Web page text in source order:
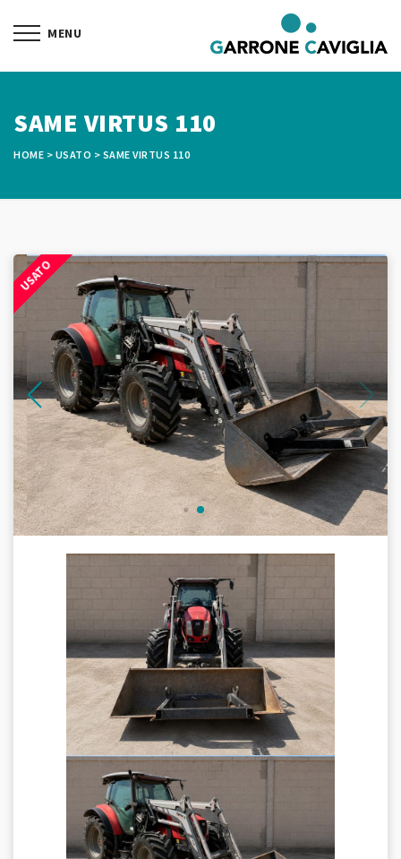
SAME VIRTUS 110
HOME > USATO > SAME VIRTUS 110
USATO